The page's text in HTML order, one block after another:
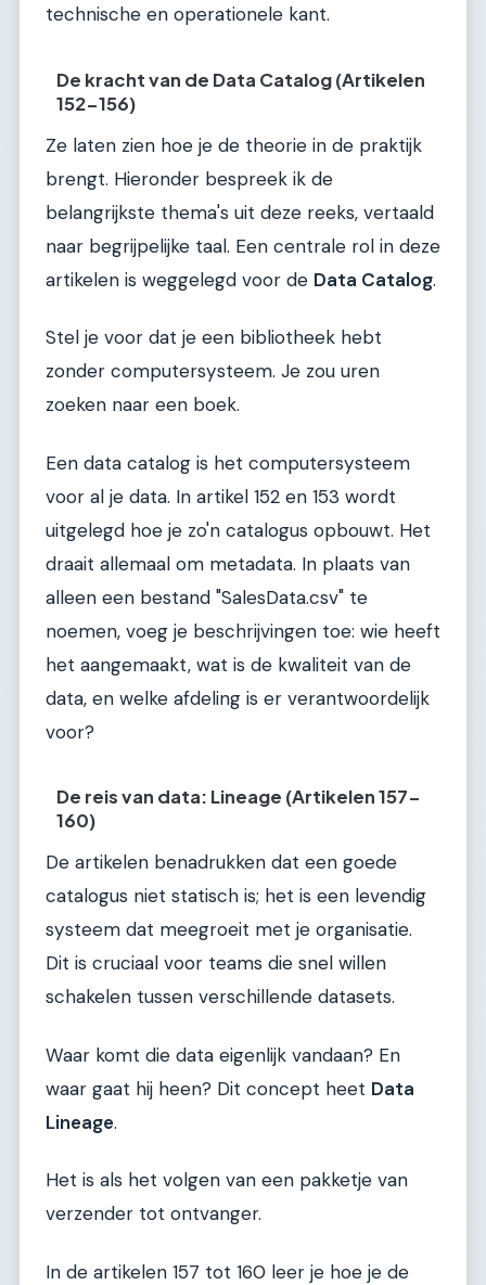
technische en operationele kant.
De kracht van de Data Catalog (Artikelen
152-156)
Ze laten zien hoe je de theorie in de praktijk
brengt. Hieronder bespreek ik de
belangrijkste thema's uit deze reeks, vertaald
naar begrijpelijke taal. Een centrale rol in deze
artikelen is weggelegd voor de Data Catalog.
Stel je voor dat je een bibliotheek hebt
zonder computersysteem. Je zou uren
zoeken naar een boek.
Een data catalog is het computersysteem
voor al je data. In artikel 152 en 153 wordt
uitgelegd hoe je zo'n catalogus opbouwt. Het
draait allemaal om metadata. In plaats van
alleen een bestand "SalesData.csv" te
noemen, voeg je beschrijvingen toe: wie heeft
het aangemaakt, wat is de kwaliteit van de
data, en welke afdeling is er verantwoordelijk
voor?
De reis van data: Lineage (Artikelen 157-
160)
De artikelen benadrukken dat een goede
catalogus niet statisch is; het is een levendig
systeem dat meegroeit met je organisatie.
Dit is cruciaal voor teams die snel willen
schakelen tussen verschillende datasets.
Waar komt die data eigenlijk vandaan? En
waar gaat hij heen? Dit concept heet Data
Lineage.
Het is als het volgen van een pakketje van
verzender tot ontvanger.
In de artikelen 157 tot 160 leer je hoe je de